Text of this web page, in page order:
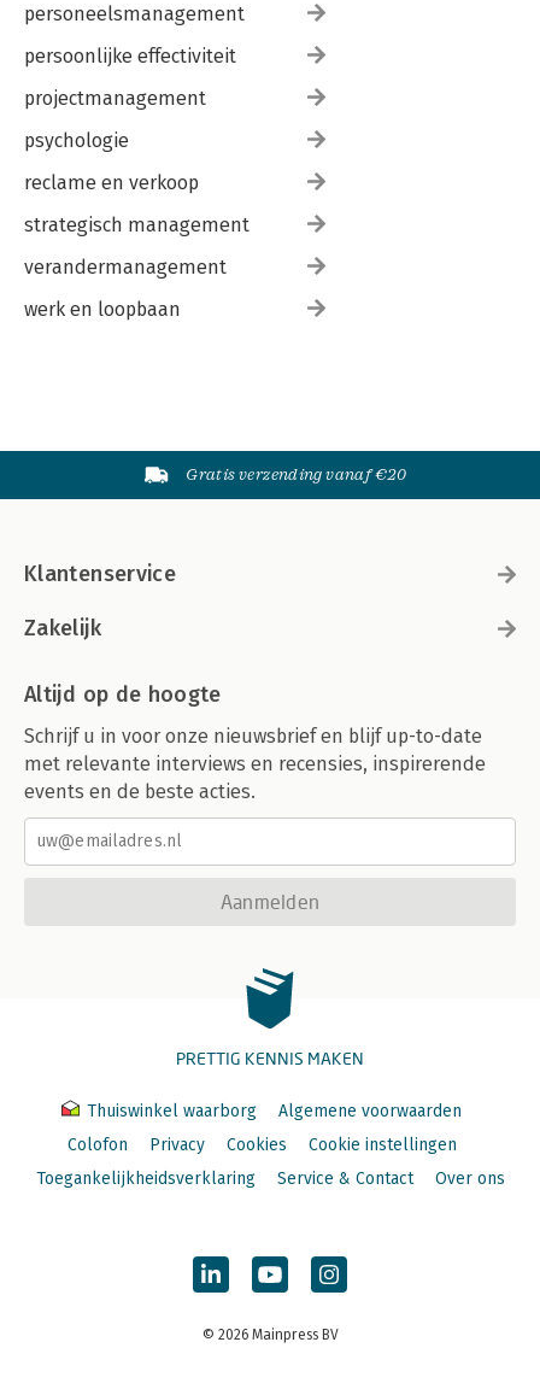
personeelsmanagement
persoonlijke effectiviteit
projectmanagement
psychologie
reclame en verkoop
strategisch management
verandermanagement
werk en loopbaan
Gratis verzending vanaf €20
Klantenservice
Zakelijk
Altijd op de hoogte
Schrijf u in voor onze nieuwsbrief en blijf up-to-date
met relevante interviews en recensies, inspirerende
events en de beste acties.
Aanmelden
PRETTIG KENNIS MAKEN
Thuiswinkel waarborg
Algemene voorwaarden
Colofon
Privacy Cookies
Cookie instellingen
Toegankelijkheidsverklaring
Service & Contact Over ons
© 2026 Mainpress BV